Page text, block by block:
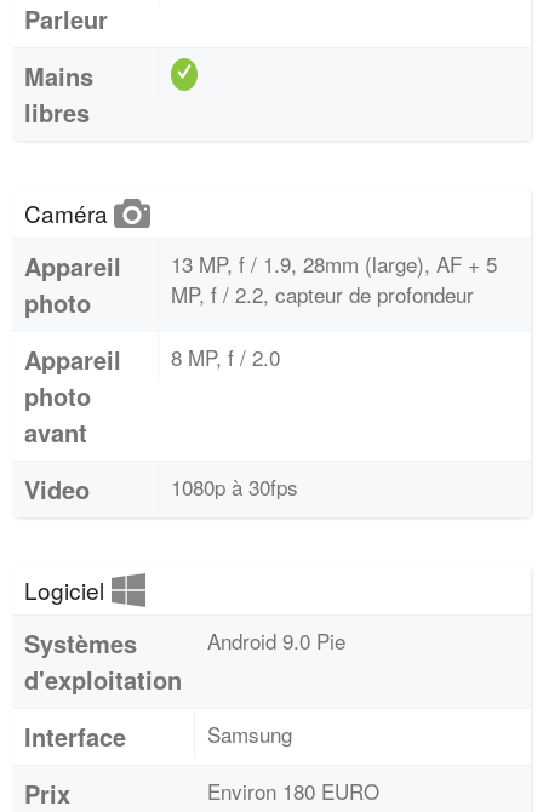
Parleur
Mains
libres
Caméra
Appareil
photo
13 MP, f / 1.9, 28mm (large), AF + 5
MP, f / 2.2, capteur de profondeur
Appareil
photo
avant
8 MP, f / 2.0
Video 1080p à 30fps
Logiciel
Systèmes
d'exploitation
Android 9.0 Pie
Interface Samsung
Prix Environ 180 EURO